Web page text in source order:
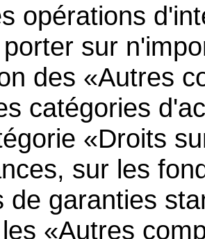
opérations
sur
des «Autres
catégories
«Droits
sur les
de garanties
«Autres